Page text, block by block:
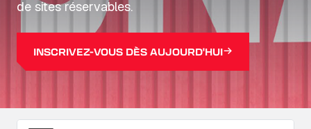
de sites réservables.
INSCRIVEZ-VOUS DÈS AUJOURD'HUI